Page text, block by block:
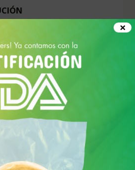
larga historia que se
Originalmente,
las tortillas de maíz,
prolongaba su vida útil. Esta
útil en las comunidades
a ingredientes frescos no
Los totopos también eran
lo que los hacía ideales para
provisiones para los
×